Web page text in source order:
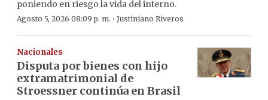
poniendo en riesgo la vida del interno.
Agosto 5, 2026 08:09 p. m. · Justiniano Riveros
Nacionales
Disputa por bienes con hijo
extramatrimonial de
Stroessner continúa en Brasil